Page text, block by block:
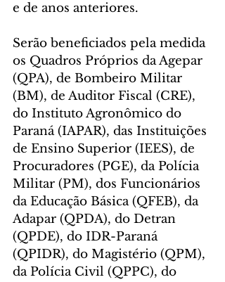
e de anos anteriores.
Serão beneficiados pela medida
os Quadros Próprios da Agepar
(QPA), de Bombeiro Militar
(BM), de Auditor Fiscal (CRE),
do Instituto Agronômico do
Paraná (IAPAR), das Instituições
de Ensino Superior (IEES), de
Procuradores (PGE), da Polícia
Militar (PM), dos Funcionários
da Educação Básica (QFEB), da
Adapar (QPDA), do Detran
(QPDE), do IDR-Paraná
(QPIDR), do Magistério (QPM),
da Polícia Civil (QPPC), do